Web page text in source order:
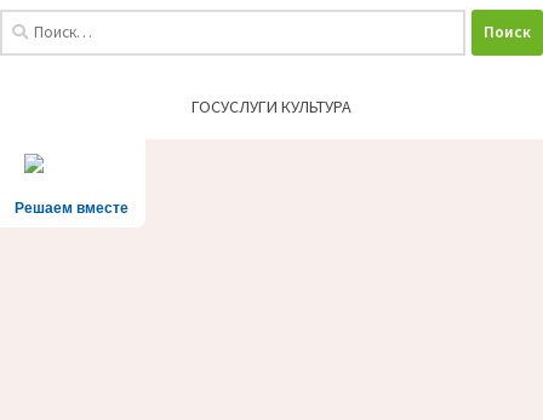
ГОСУСЛУГИ КУЛЬТУРА
Решаем вместе